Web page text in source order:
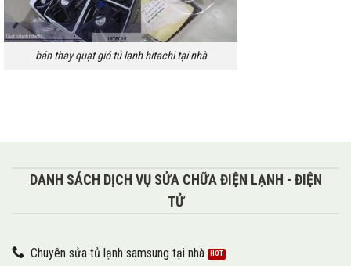
bán thay quạt gió tủ lạnh hitachi tại nhà
DANH SÁCH DỊCH VỤ SỬA CHỮA ĐIỆN LẠNH - ĐIỆN
TỬ
Chuyên sửa tủ lạnh samsung tại nhà